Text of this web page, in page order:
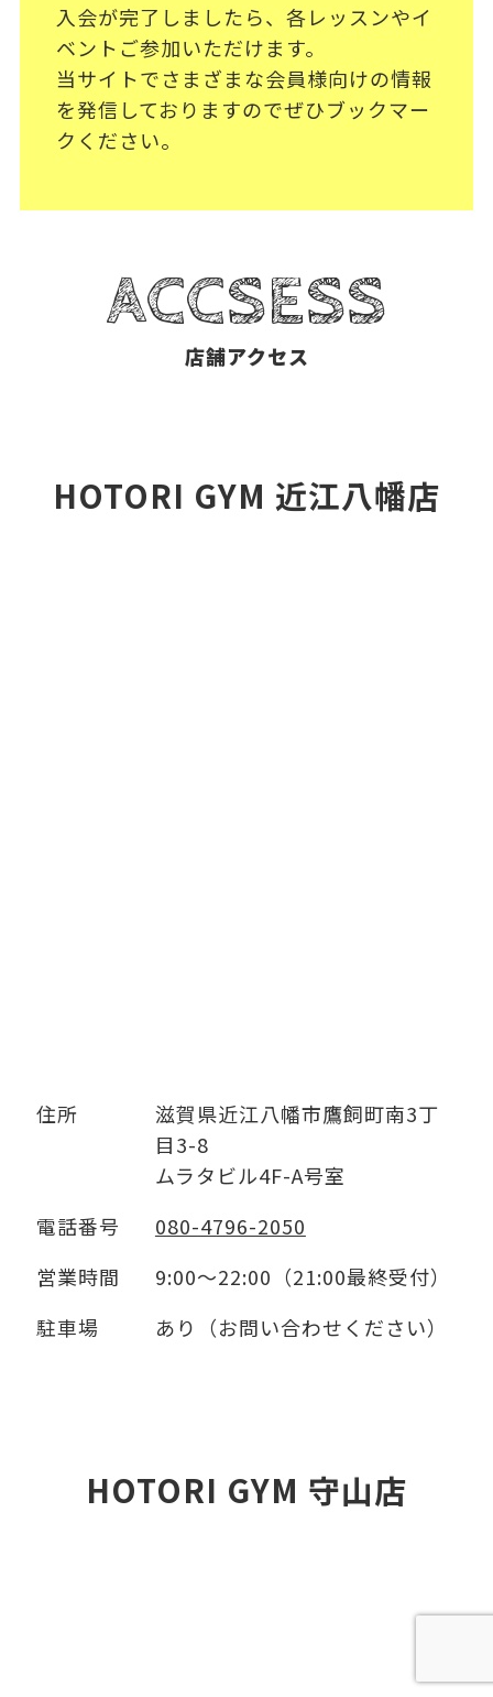
入会が完了しましたら、各レッスンやイ
ベントご参加いただけます。
当サイトでさまざまな会員様向けの情報
を発信しておりますのでぜひブックマー
クください。
ACCSESS
店舗アクセス
HOTORI GYM 近江八幡店
住所
滋賀県近江八幡市鷹飼町南3丁
目3-8
ムラタビル4F-A号室
電話番号
080-4796-2050
営業時間
9:00～22:00（21:00最終受付）
駐車場
あり（お問い合わせください）
HOTORI GYM 守山店